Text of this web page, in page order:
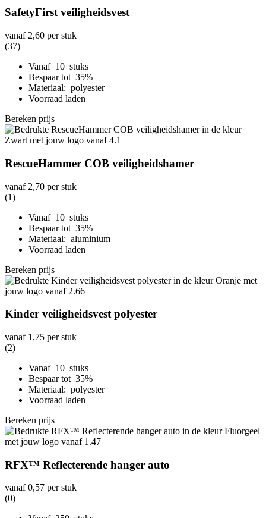
SafetyFirst veiligheidsvest
vanaf 2,60 per stuk
(37)
Vanaf 10 stuks
Bespaar tot 35%
Materiaal: polyester
Voorraad laden
Bereken prijs
RescueHammer COB veiligheidshamer
vanaf 2,70 per stuk
(1)
Vanaf 10 stuks
Bespaar tot 35%
Materiaal: aluminium
Voorraad laden
Bereken prijs
Kinder veiligheidsvest polyester
vanaf 1,75 per stuk
(2)
Vanaf 10 stuks
Bespaar tot 35%
Materiaal: polyester
Voorraad laden
Bereken prijs
RFX™ Reflecterende hanger auto
vanaf0,57 per stuk
(0)